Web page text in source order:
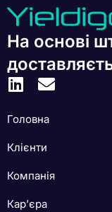
На основі
Головна
Клієнти
Компанія
Кар’єра